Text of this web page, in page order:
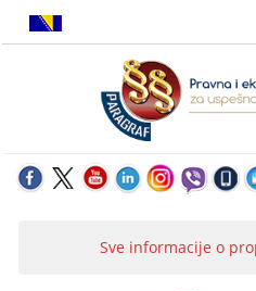
Sve informacije o